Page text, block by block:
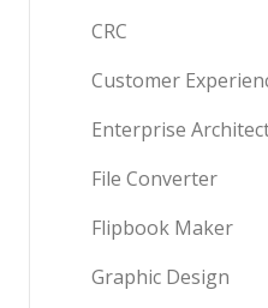
CRC
Customer
Enterprise
File Converter
Flipbook Maker
Graphic Design